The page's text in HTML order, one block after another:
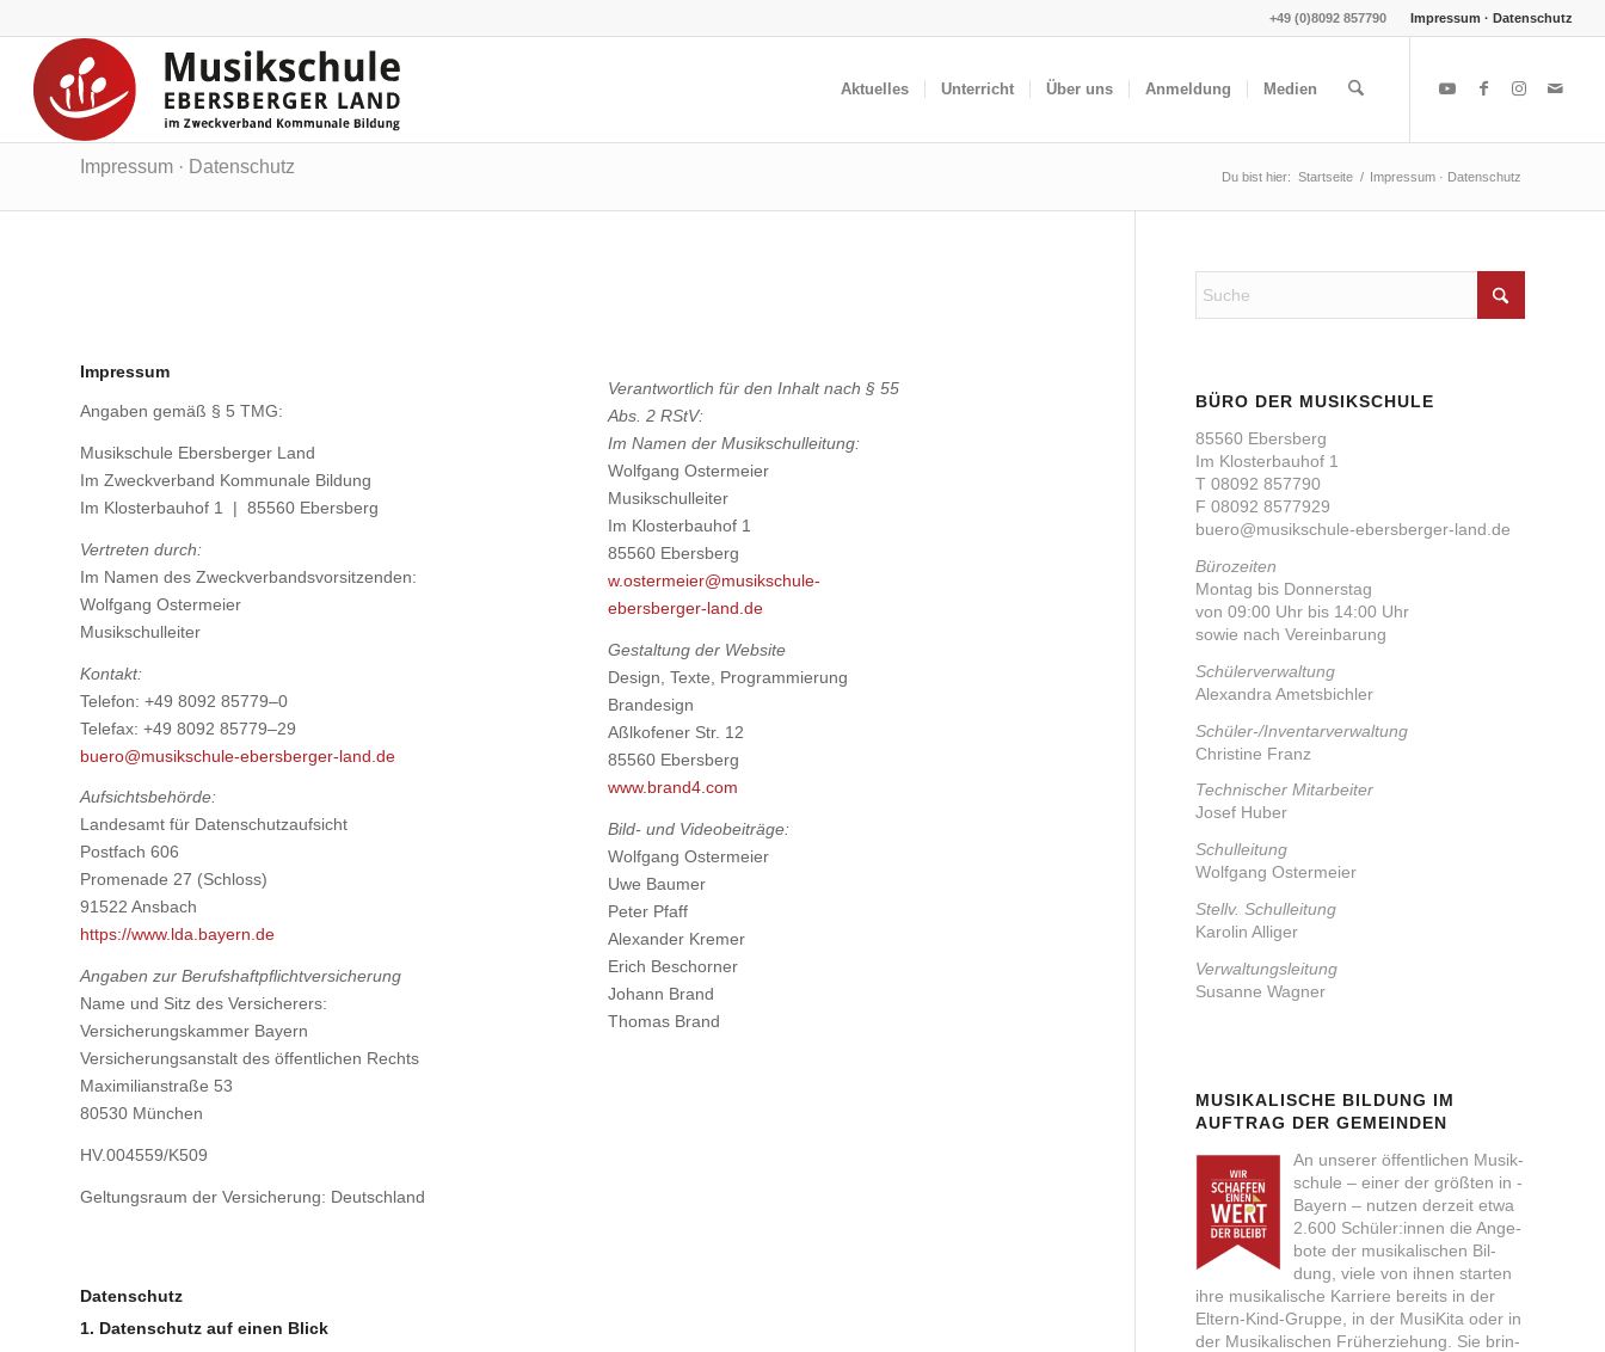
Impressum · Datenschutz
+49 (0)8092 857790
Aktuelles Unterricht Über uns Anmeldung Medien
Impressum · Datenschutz Du bist hier: Startseite / Impressum · Datenschutz
Impressum
Anga­ben gemäß § 5 TMG:
Musik­schu­le Ebers­ber­ger Land
Im Zweck­ver­band Kom­mu­na­le Bil­dung
Im Klos­ter­bau­hof 1 | 85560 Ebers­berg
Ver­tre­ten durch:
Im Namen des Zweck­ver­bands­vor­sit­zen­den:
Wolf­gang Oster­mei­er
Musik­schul­lei­ter
Kon­takt:
Tele­fon: +49 8092 85779–0
Tele­fax: +49 8092 85779–29
buero@musikschule-ebersberger-land.de
Auf­sichts­be­hör­de:
Lan­des­amt für Daten­schutz­auf­sicht
Post­fach 606
Pro­me­na­de 27 (Schloss)
91522 Ans­bach
https://www.lda.bayern.de
Anga­ben zur Berufs­haft­pflicht­ver­si­che­rung
Name und Sitz des Ver­si­che­rers:
Ver­si­che­rungs­kam­mer Bay­ern
Ver­si­che­rungs­an­stalt des öffent­li­chen Rechts
Maxi­mi­li­an­stra­ße 53
80530 Mün­chen
HV.004559/K509
Gel­tungs­raum der Ver­si­che­rung: Deutsch­land
Ver­ant­wort­lich für den Inhalt nach § 55
Abs. 2 RStV:
Im Namen der Musik­schul­lei­tung:
Wolf­gang Oster­mei­er
Musik­schul­lei­ter
Im Klos­ter­bau­hof 1
85560 Ebers­berg
w.ostermeier@musikschule-
ebersberger-land.de
Gestal­tung der Web­site
Design, Tex­te, Pro­gram­mie­rung
Bran­de­sign
Aßl­k­ofe­ner Str. 12
85560 Ebers­berg
www.brand4.com
Bild- und Video­bei­trä­ge:
Wolf­gang Oster­mei­er
Uwe Bau­mer
Peter Pfaff
Alex­an­der Kre­mer
Erich Beschor­ner
Johann Brand
Tho­mas Brand
Datenschutz
1. Datenschutz auf einen Blick
BÜRO DER MUSIKSCHULE
85560 Ebers­berg
Im Klos­ter­bau­hof 1
T 08092 857790
F 08092 8577929
buero@musikschule-ebersberger-land.de
Büro­zei­ten
Mon­tag bis Don­ners­tag
von 09:00 Uhr bis 14:00 Uhr
sowie nach Ver­ein­ba­rung
Schü­ler­ver­wal­tung
Alex­an­dra Amets­bich­ler
Schü­ler-/In­ven­tar­ver­wal­tung
Chris­ti­ne Franz
Tech­ni­scher Mit­ar­bei­ter
Josef Huber
Schul­lei­tung
Wolf­gang Oster­mei­er
Stellv. Schul­lei­tung
Karo­lin Alli­ger
Ver­wal­tungs­lei­tung
Susan­ne Wag­ner
MUSIKALISCHE BILDUNG IM
AUFTRAG DER GEMEINDEN
An unse­rer öffent­li­chen Musik­
schu­le – einer der größ­ten in ­
Bay­ern – nut­zen der­zeit etwa
2.600 Schüler:innen die Ange­
bo­te der musi­ka­li­schen Bil­
dung, vie­le von ihnen star­ten
ihre musi­ka­li­sche Kar­rie­re bereits in der
Eltern-Kind-Grup­pe, in der MusiK­ita oder in
der Musi­ka­li­schen ­Früh­erziehung. Sie brin­